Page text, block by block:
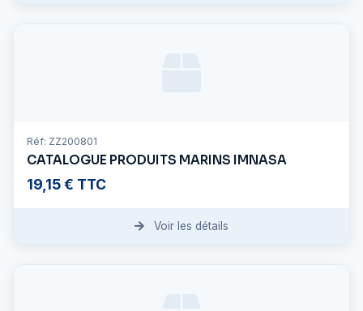
Réf: ZZ200801
CATALOGUE PRODUITS MARINS IMNASA
19,15 € TTC
Voir les détails